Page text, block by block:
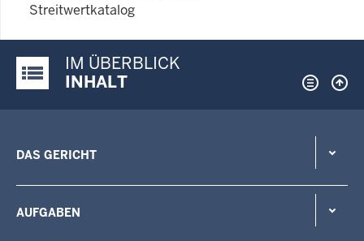
Streitwertkatalog
Justiz-Portal im Überblick:
IM ÜBERBLICK
INHALT
DAS GERICHT
AUFGABEN